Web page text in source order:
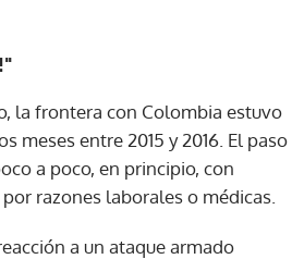
la frontera con Colombia estuvo
meses entre 2015 y 2016. El paso
a poco, en principio, con
razones laborales o médicas.
a un ataque armado